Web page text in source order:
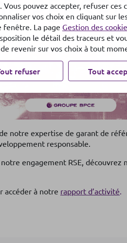
notre expertise de garant de
responsable.
engagement RSE, découvrez
accéder à notre rapport d’activité
Vous pouvez accepter, refuser ces
vos choix en cliquant sur
fenêtre. La page Gestion des
le détail des traceurs et
revenir sur vos choix à tout
refuser Tout